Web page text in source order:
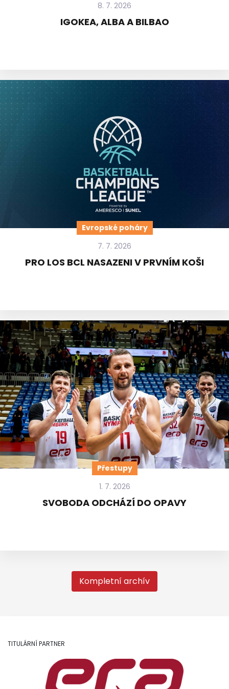
8. 7. 2026
IGOKEA, ALBA A BILBAO
Evropské poháry
7. 7. 2026
PRO LOS BCL NASAZENI V PRVNÍM KOŠI
Přestupy
1. 7. 2026
SVOBODA ODCHÁZÍ DO OPAVY
Kompletní archív
TITULÁRNÍ PARTNER